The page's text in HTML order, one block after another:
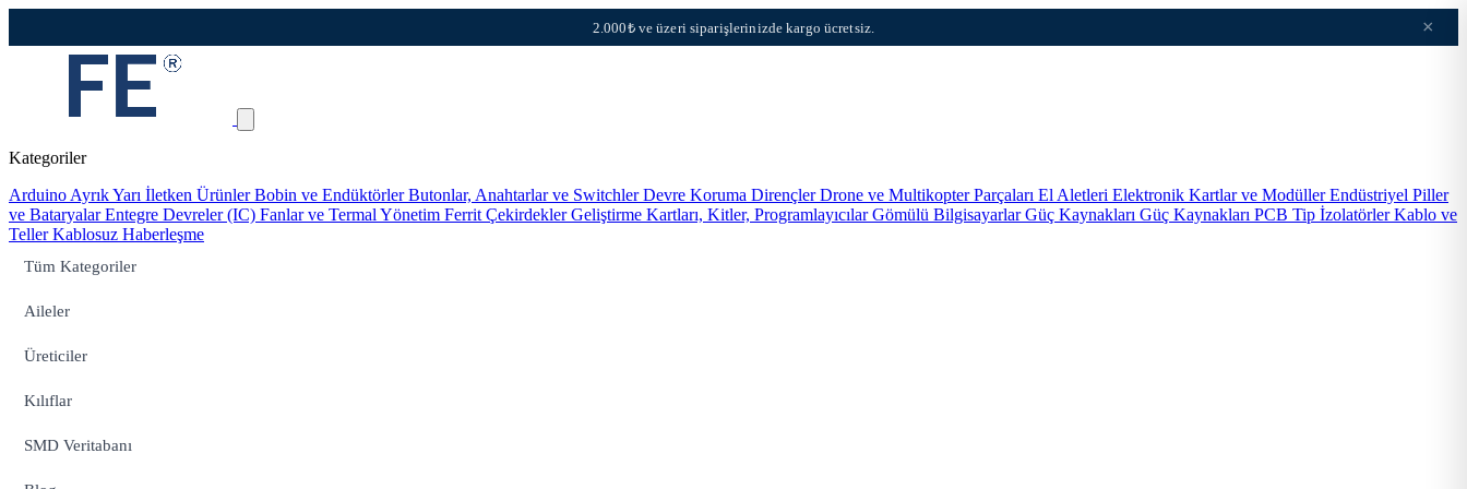
2.000₺ ve üzeri siparişlerinizde kargo ücretsiz. ×
Kategoriler
Arduino Ayrık Yarı İletken ÜrünlerBobin ve EndüktörlerButonlar, Anahtarlar ve SwitchlerDevre Koruma DirençlerDrone ve Multikopter Parçaları El Aletleri Elektronik Kartlar ve ModüllerEndüstriyel Piller
ve BataryalarEntegre Devreler (IC) Fanlar ve Termal Yönetim Ferrit ÇekirdeklerGeliştirme Kartları, Kitler, ProgramlayıcılarGömülü BilgisayarlarGüç Kaynakları Güç Kaynakları PCB Tip İzolatörlerKablo ve
TellerKablosuz Haberleşme
Tüm Kategoriler
Aileler
Üreticiler
Kılıflar
SMD Veritabanı